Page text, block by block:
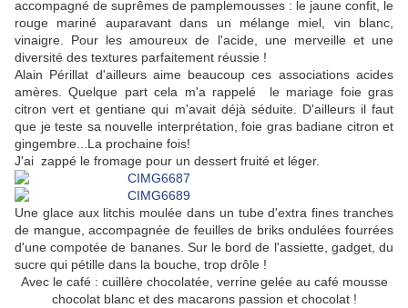
accompagné de suprêmes de pamplemousses : le jaune confit, le
rouge mariné auparavant dans un mélange miel, vin blanc,
vinaigre. Pour les amoureux de l'acide, une merveille et une
diversité des textures parfaitement réussie !
Alain Périllat d'ailleurs aime beaucoup ces associations acides
amères. Quelque part cela m'a rappelé le mariage foie gras
citron vert et gentiane qui m'avait déjà séduite. D'ailleurs il faut
que je teste sa nouvelle interprétation, foie gras badiane citron et
gingembre...La prochaine fois!
J'ai zappé le fromage pour un dessert fruité et léger.
Une glace aux litchis moulée dans un tube d'extra fines tranches
de mangue, accompagnée de feuilles de briks ondulées fourrées
d'une compotée de bananes. Sur le bord de l'assiette, gadget, du
sucre qui pétille dans la bouche, trop drôle !
Avec le café : cuillère chocolatée, verrine gelée au café mousse
chocolat blanc et des macarons passion et chocolat !